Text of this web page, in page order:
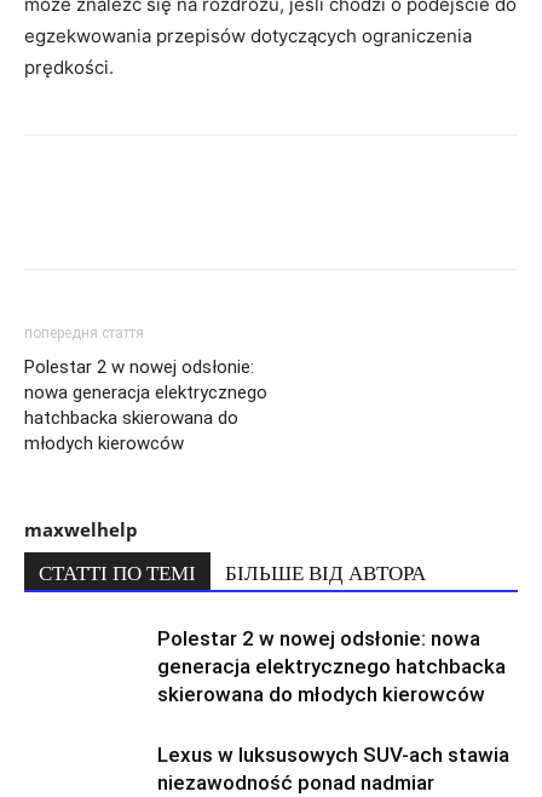
egzekwowania przepisów dotyczących ograniczenia
prędkości.
попередня стаття
Polestar 2 w nowej odsłonie:
nowa generacja elektrycznego
hatchbacka skierowana do
młodych kierowców
maxwelhelp
СТАТТІ ПО ТЕМІ БІЛЬШЕ ВІД АВТОРА
Polestar 2 w nowej odsłonie: nowa
generacja elektrycznego hatchbacka
skierowana do młodych kierowców
Lexus w luksusowych SUV-ach stawia
niezawodność ponad nadmiar